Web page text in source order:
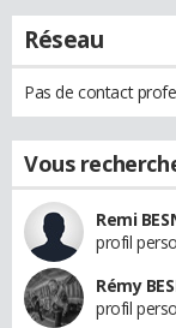
Réseau
Pas de contact
Vous
Remi
profil
Rémy
profil